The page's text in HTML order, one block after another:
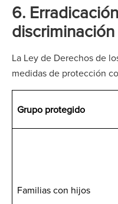
6.
La Ley de Derechos de
medidas de protección
Grupo protegido
Familias con hijos